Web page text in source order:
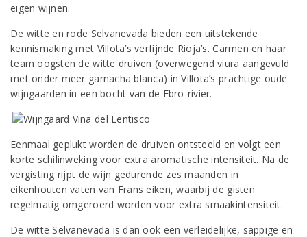
eigen wijnen.
De witte en rode Selvanevada bieden een uitstekende
kennismaking met Villota’s verfijnde Rioja’s. Carmen en haar
team oogsten de witte druiven (overwegend viura aangevuld
met onder meer garnacha blanca) in Villota’s prachtige oude
wijngaarden in een bocht van de Ebro-rivier.
Eenmaal geplukt worden de druiven ontsteeld en volgt een
korte schilinweking voor extra aromatische intensiteit. Na de
vergisting rijpt de wijn gedurende zes maanden in
eikenhouten vaten van Frans eiken, waarbij de gisten
regelmatig omgeroerd worden voor extra smaakintensiteit.
De witte Selvanevada is dan ook een verleidelijke, sappige en